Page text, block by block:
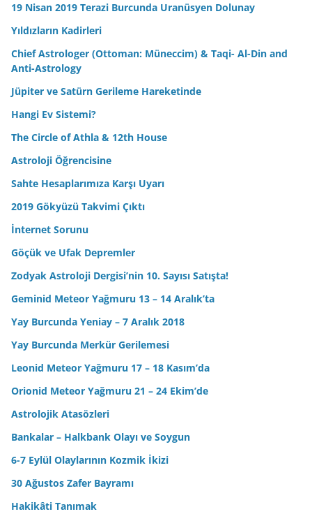
19 Nisan 2019 Terazi Burcunda Uranüsyen Dolunay
Yıldızların Kadirleri
Chief Astrologer (Ottoman: Müneccim) & Taqi- Al-Din and
Anti-Astrology
Jüpiter ve Satürn Gerileme Hareketinde
Hangi Ev Sistemi?
The Circle of Athla & 12th House
Astroloji Öğrencisine
Sahte Hesaplarımıza Karşı Uyarı
2019 Gökyüzü Takvimi Çıktı
İnternet Sorunu
Göçük ve Ufak Depremler
Zodyak Astroloji Dergisi’nin 10. Sayısı Satışta!
Geminid Meteor Yağmuru 13 – 14 Aralık’ta
Yay Burcunda Yeniay – 7 Aralık 2018
Yay Burcunda Merkür Gerilemesi
Leonid Meteor Yağmuru 17 – 18 Kasım’da
Orionid Meteor Yağmuru 21 – 24 Ekim’de
Astrolojik Atasözleri
Bankalar – Halkbank Olayı ve Soygun
6-7 Eylül Olaylarının Kozmik İkizi
30 Ağustos Zafer Bayramı
Hakikâti Tanımak